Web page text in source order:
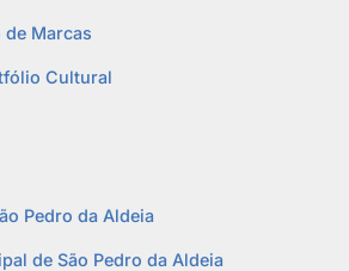
de Marcas
Cultural
Pedro da Aldeia
de São Pedro da Aldeia